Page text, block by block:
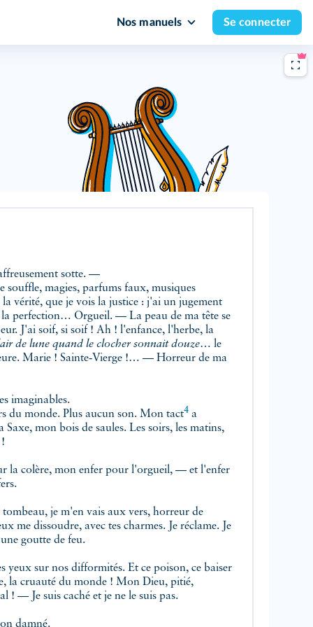
Nos manuels Se connecter
sotte. —
souffle, magies, parfums faux, musiques
vérité, que je vois la justice : j'ai un jugement
la perfection… Orgueil. — La peau de ma tête se
J'ai soif, si soif ! Ah ! l'enfance, l'herbe, la
de lune quand le clocher sonnait douze… le
Marie ! Sainte‑Vierge !… — Horreur de ma
imaginables.
du monde. Plus aucun son. Mon tact4 a
mon bois de saules. Les soirs, les matins,
la colère, mon enfer pour l'orgueil, — et l'enfer
tombeau, je m'en vais aux vers, horreur de
me dissoudre, avec tes charmes. Je réclame. Je
goutte de feu.
yeux sur nos difformités. Et ce poison, ce baiser
la cruauté du monde ! Mon Dieu, pitié,
! — Je suis caché et je ne le suis pas.
damné.